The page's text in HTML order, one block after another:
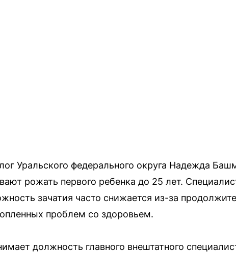
Уральского федерального округа Надежда
рожать первого ребенка до 25 лет.
зачатия часто снижается из-за
проблем со здоровьем.
должность главного внештатного